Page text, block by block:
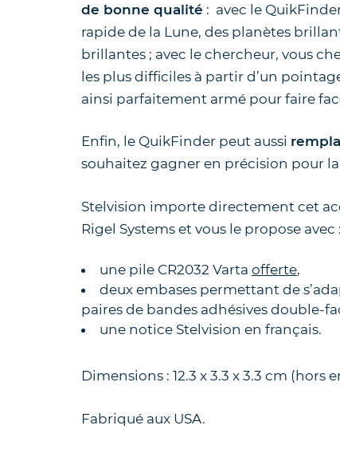
de bonne qualité : avec le
rapide de la Lune, des planètes
brillantes ; avec le chercheur, vous
les plus difficiles à partir d’un
ainsi parfaitement armé pour faire
Enfin, le QuikFinder peut aussi
souhaitez gagner en précision pour
Stelvision importe directement cet
Rigel Systems et vous le propose avec :
une pile CR2032 Varta offerte,
deux embases permettant de
paires de bandes adhésives double-
une notice Stelvision en français.
Dimensions : 12.3 x 3.3 x 3.3 cm (hors
Fabriqué aux USA.